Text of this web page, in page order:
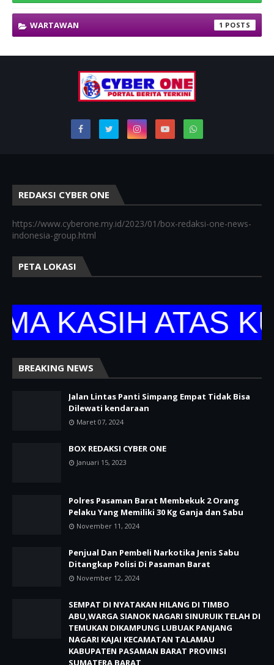
WARTAWAN 1
REDAKSI CYBER ONE
https://www.cyberone.my.id/2023/01/box-redaksi-one-news-
indonesia-group.html
PETA LOKASI
ATAS
BREAKING NEWS
Jalan Lintas Panti Simpang Empat Tidak Bisa
Dilewati kendaraan
Maret 07, 2024
BOX REDAKSI CYBER ONE
Januari 15, 2023
Polres Pasaman Barat Membekuk 2 Orang
Pelaku Yang Memiliki 30 Kg Ganja dan Sabu
November 11, 2024
Penjual Dan Pembeli Narkotika Jenis Sabu
Ditangkap Polisi Di Pasaman Barat
November 12, 2024
SEMPAT DI NYATAKAN HILANG DI TIMBO
ABU,WARGA SIANOK NAGARI SINURUIK TELAH DI
TEMUKAN DIKAMPUNG LUBUAK PANJANG
NAGARI KAJAI KECAMATAN TALAMAU
KABUPATEN PASAMAN BARAT PROVINSI
SUMATERA BARAT